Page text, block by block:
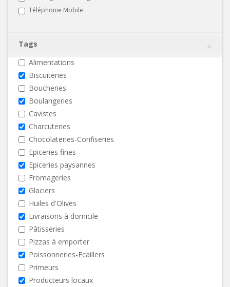
Téléphonie Mobile
Tags
Alimentations
Biscuiteries
Boucheries
Boulangeries
Cavistes
Charcuteries
Chocolateries-Confiseries
Epiceries fines
Epiceries paysannes
Fromageries
Glaciers
Huiles d'Olives
Livraisons à domicile
Pâtisseries
Pizzas à emporter
Poissonneries-Ecaillers
Primeurs
Producteurs locaux